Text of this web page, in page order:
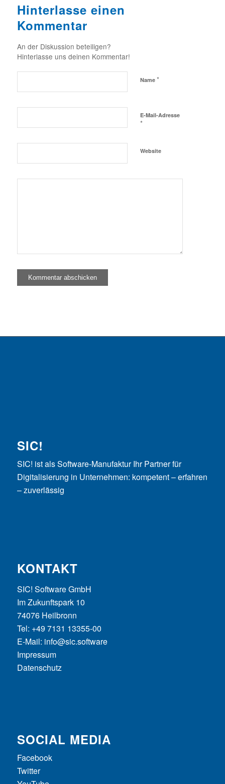
Hinterlasse einen
Kommentar
An der Diskussion beteiligen?
Hinterlasse uns deinen Kommentar!
Name *
E-Mail-Adresse
*
Website
SIC!
SIC! ist als Software-Manufaktur Ihr Partner für
Digitalisierung in Unternehmen: kompetent – erfahren
– zuverlässig
KONTAKT
SIC! Software GmbH
Im Zukunftspark 10
74076 Heilbronn
Tel: +49 7131 13355-00
E-Mail: info@sic.software
Impressum
Datenschutz
SOCIAL MEDIA
Facebook
Twitter